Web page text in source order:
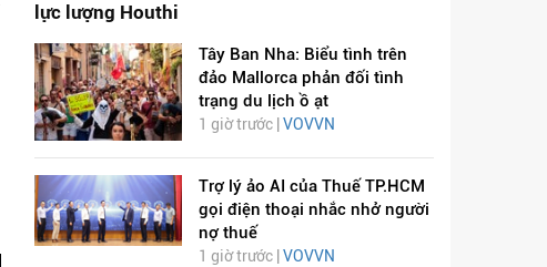
lực lượng Houthi
Tây Ban Nha: Biểu tình trên
đảo Mallorca phản đối tình
trạng du lịch ồ ạt
1 giờ trước | VOVVN
Trợ lý ảo AI của Thuế TP.HCM
gọi điện thoại nhắc nhở người
nợ thuế
1 giờ trước | VOVVN